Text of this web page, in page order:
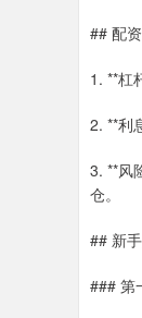
## 配
1. **杠
2. **利
3. **风
仓。
## 新
### 第